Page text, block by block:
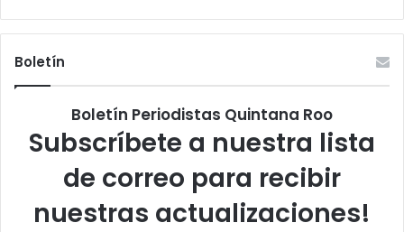
Boletín
Boletín Periodistas Quintana Roo
Subscríbete a nuestra lista
de correo para recibir
nuestras actualizaciones!